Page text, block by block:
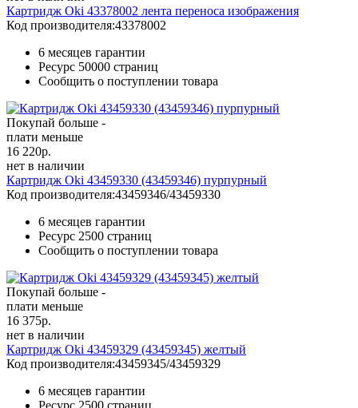
Картридж Oki 43378002 лента переноса изображения
Код производителя:43378002
6 месяцев гарантии
Ресурс 50000 страниц
Сообщить о поступлении товара
Покупай больше -
плати меньше
16 220р.
нет в наличии
Картридж Oki 43459330 (43459346) пурпурный
Код производителя:43459346/43459330
6 месяцев гарантии
Ресурс 2500 страниц
Сообщить о поступлении товара
Покупай больше -
плати меньше
16 375р.
нет в наличии
Картридж Oki 43459329 (43459345) желтый
Код производителя:43459345/43459329
6 месяцев гарантии
Ресурс 2500 страниц